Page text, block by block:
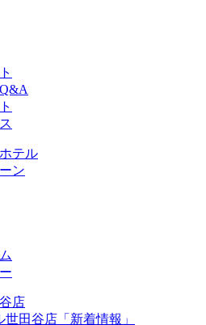
テル
ン
店
田谷店「新着情報」